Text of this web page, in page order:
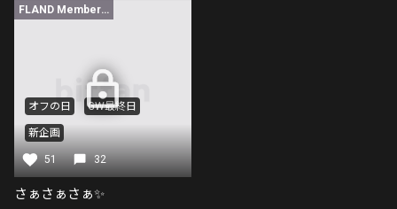
FLAND Member限定
オフの日 GW最終日
新企画
51 32
さぁさぁさぁ✨